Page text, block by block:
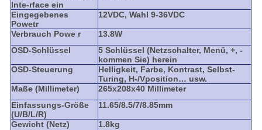
Inte-rface ein
Eingegebenes
Powetr
12VDC, Wahl 9-36VDC
Verbrauch Powe r
13.8W
OSD-Schlüssel
5 Schlüssel (Netzschalter, Menü, +, -
kommen Sie) herein
OSD-Steuerung
Helligkeit, Farbe, Kontrast, Selbst-
Turing, H-/Vposition… usw.
Maße (Millimeter)
265x208x40 Millimeter
Einfassungs-Größe
(U/B/L/R)
11.65/8.5/7/8.85mm
Gewicht (Netz)
1.8kg